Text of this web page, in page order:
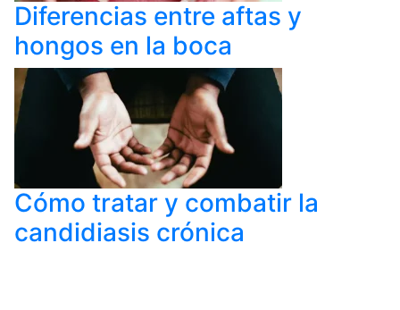
Diferencias entre aftas y
hongos en la boca
Cómo tratar y combatir la
candidiasis crónica